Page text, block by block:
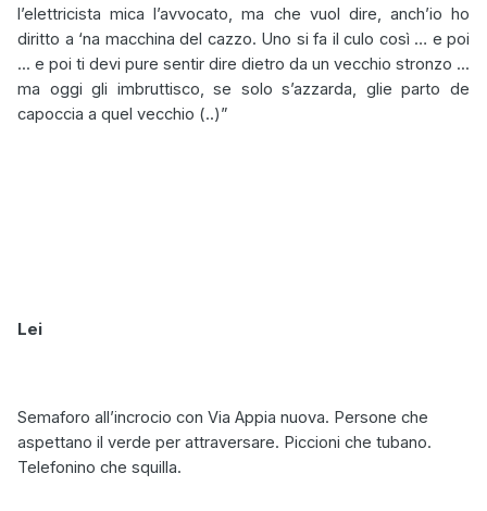
l’elettricista mica l’avvocato, ma che vuol dire, anch’io ho
diritto a ‘na macchina del cazzo. Uno si fa il culo così … e poi
... e poi ti devi pure sentir dire dietro da un vecchio stronzo ...
ma oggi gli imbruttisco, se solo s’azzarda, glie parto de
capoccia a quel vecchio (..)”
Lei
Semaforo all’incrocio con Via Appia nuova. Persone che
aspettano il verde per attraversare. Piccioni che tubano.
Telefonino che squilla.